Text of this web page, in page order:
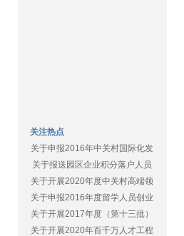
关注热点
关于申报2016年中关村国际化发
关于报送园区企业积分落户人员
关于开展2020年度中关村高端领
关于申报2016年度留学人员创业
关于开展2017年度（第十三批）
关于开展2020年百千万人才工程